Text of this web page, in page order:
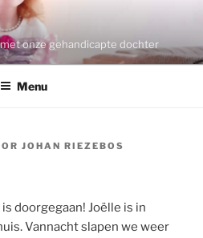
onze gehandicapte dochter
Menu
JOHAN RIEZEBOS
doorgegaan! Joëlle is in
Vannacht slapen we weer